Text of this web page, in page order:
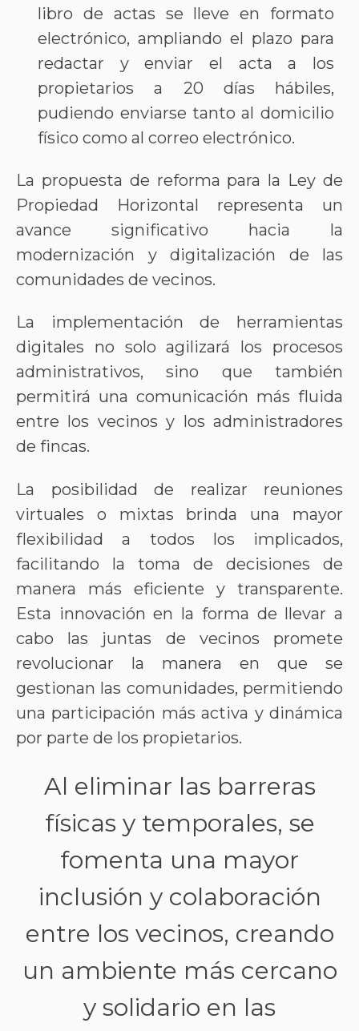
libro de actas se lleve en formato
electrónico, ampliando el plazo para
redactar y enviar el acta a los
propietarios a 20 días hábiles,
pudiendo enviarse tanto al domicilio
físico como al correo electrónico.
La propuesta de reforma para la Ley de
Propiedad Horizontal representa un
avance significativo hacia la
modernización y digitalización de las
comunidades de vecinos.
La implementación de herramientas
digitales no solo agilizará los procesos
administrativos, sino que también
permitirá una comunicación más fluida
entre los vecinos y los administradores
de fincas.
La posibilidad de realizar reuniones
virtuales o mixtas brinda una mayor
flexibilidad a todos los implicados,
facilitando la toma de decisiones de
manera más eficiente y transparente.
Esta innovación en la forma de llevar a
cabo las juntas de vecinos promete
revolucionar la manera en que se
gestionan las comunidades, permitiendo
una participación más activa y dinámica
por parte de los propietarios.
Al eliminar las barreras
físicas y temporales, se
fomenta una mayor
inclusión y colaboración
entre los vecinos, creando
un ambiente más cercano
y solidario en las